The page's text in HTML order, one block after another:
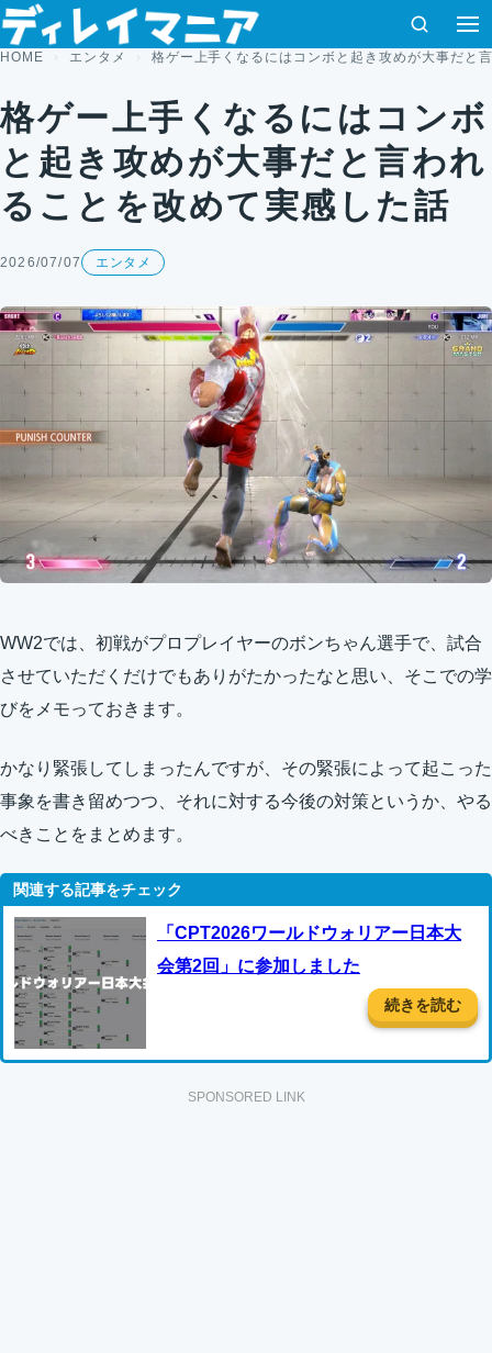
コンテンツへスキップ
検索 メ
HOME エンタメ 格ゲー上手くなるにはコンボと起き攻めが大事だと
格ゲー上手くなるにはコンボ
と起き攻めが大事だと言われ
ることを改めて実感した話
2026/07/07 エンタメ
WW2では、初戦がプロプレイヤーのボンちゃん選手で、試合
させていただくだけでもありがたかったなと思い、そこでの学
びをメモっておきます。
かなり緊張してしまったんですが、その緊張によって起こった
事象を書き留めつつ、それに対する今後の対策というか、やる
べきことをまとめます。
「CPT2026ワールドウォリアー日本大
会第2回」に参加しました
続きを読む
SPONSORED LINK